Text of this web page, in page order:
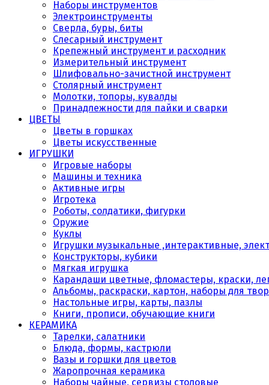
Наборы инструментов
Электроинструменты
Сверла, буры, биты
Слесарный инструмент
Крепежный инструмент и расходник
Измерительный инструмент
Шлифовально-зачистной инструмент
Столярный инструмент
Молотки, топоры, кувалды
Принадлежности для пайки и сварки
ЦВЕТЫ
Цветы в горшках
Цветы искусственные
ИГРУШКИ
Игровые наборы
Машины и техника
Активные игры
Игротека
Роботы, солдатики, фигурки
Оружие
Куклы
Игрушки музыкальные ,интерактивные,
Конструкторы, кубики
Мягкая игрушка
Карандаши цветные, фломастеры, краски,
Альбомы, раскраски, картон, наборы для
Настольные игры, карты, пазлы
Книги, прописи, обучающие книги
КЕРАМИКА
Тарелки, салатники
Блюда, формы, кастрюли
Вазы и горшки для цветов
Жаропрочная керамика
Наборы чайные, сервизы столовые